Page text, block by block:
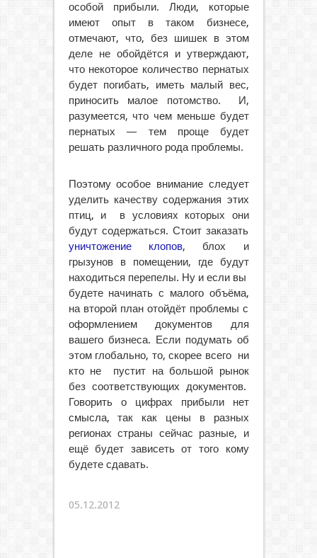
особой прибыли. Люди, которые
имеют опыт в таком бизнесе,
отмечают, что, без шишек в этом
деле не обойдётся и утверждают,
что некоторое количество пернатых
будет погибать, иметь малый вес,
приносить малое потомство. И,
разумеется, что чем меньше будет
пернатых — тем проще будет
решать различного рода проблемы.
Поэтому особое внимание следует
уделить качеству содержания этих
птиц, и в условиях которых они
будут содержаться. Стоит заказать
уничтожение клопов, блох и
грызунов в помещении, где будут
находиться перепелы. Ну и если вы
будете начинать с малого объёма,
на второй план отойдёт проблемы с
оформлением документов для
вашего бизнеса. Если подумать об
этом глобально, то, скорее всего ни
кто не пустит на большой рынок
без соответствующих документов.
Говорить о цифрах прибыли нет
смысла, так как цены в разных
регионах страны сейчас разные, и
ещё будет зависеть от того кому
будете сдавать.
05.12.2012